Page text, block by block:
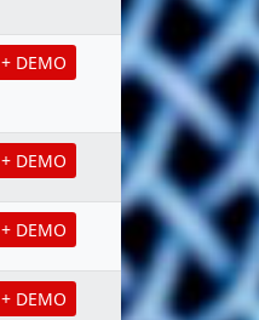
+ DEMO
+ DEMO
+ DEMO
+ DEMO